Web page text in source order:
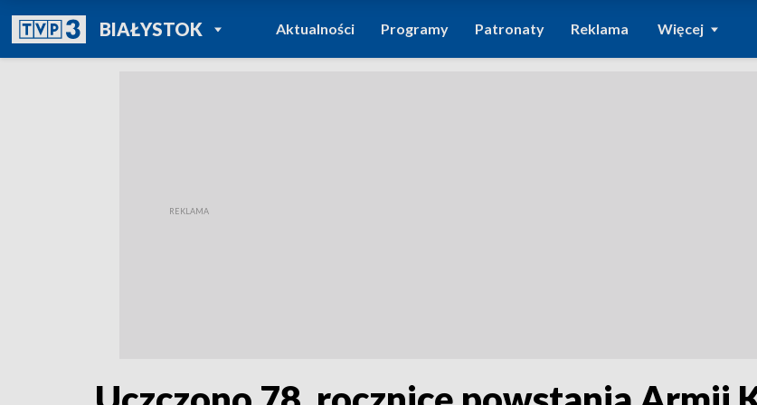
BIAŁYSTOKPOWRÓT DO
TVP REGIONY
Aktualności Programy Patronaty Reklama Więcej